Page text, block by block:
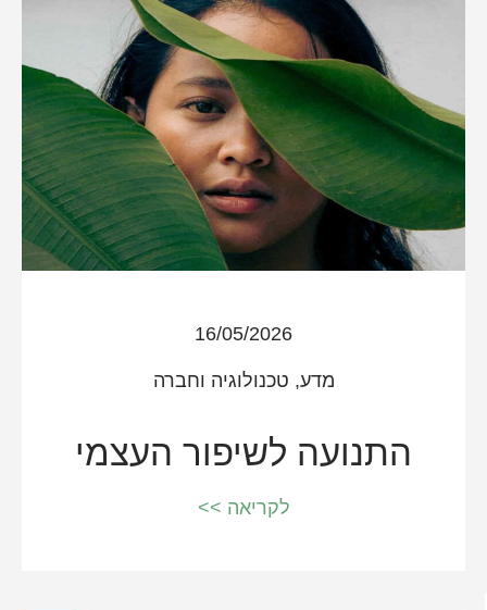
16/05/2026
מדע, טכנולוגיה וחברה
התנועה לשיפור העצמי
לקריאה >>